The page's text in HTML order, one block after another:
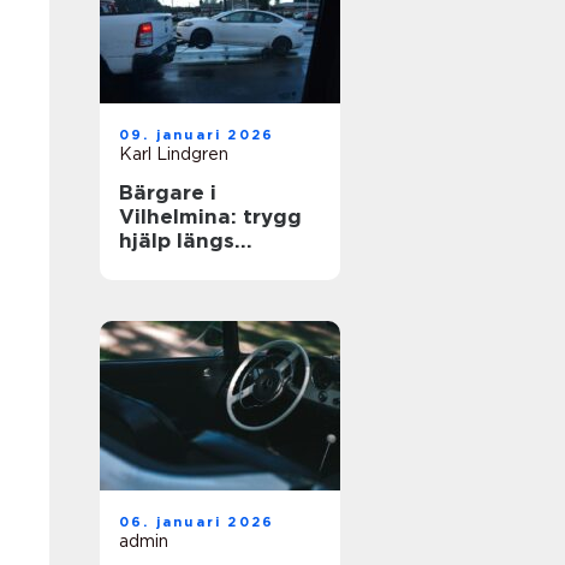
09. januari 2026
Karl Lindgren
Bärgare i
Vilhelmina: trygg
hjälp längs
06. januari 2026
admin